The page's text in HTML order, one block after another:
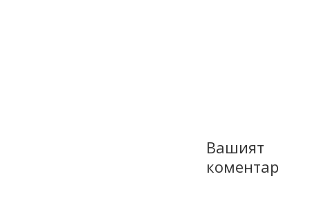
Вашият
коментар